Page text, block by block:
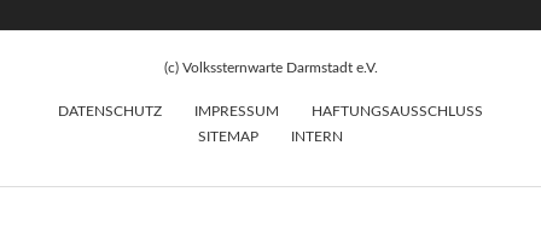
(c) Volkssternwarte Darmstadt e.V.
DATENSCHUTZ IMPRESSUM
HAFTUNGSAUSSCHLUSS
SITEMAP
INTERN